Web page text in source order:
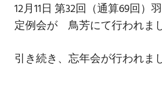
12月11日 第32回（通算69回）
定例会が 鳥芳にて行われまし
引き続き、忘年会が行われま